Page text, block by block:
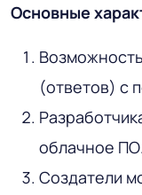
Основные
(ответов) с
облачное ПО.
Создатели